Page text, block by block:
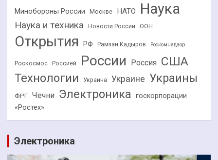
Минобороны России Москве НАТО Наука
Наука и техника Новости России ООН
Открытия РФ Рамзан Кадыров Роскомнадзор
Роскосмос Россией России Россия США
Технологии Украина Украине Украины
ФРГ Чечни Электроника госкорпорации
«Ростех»
Электроника